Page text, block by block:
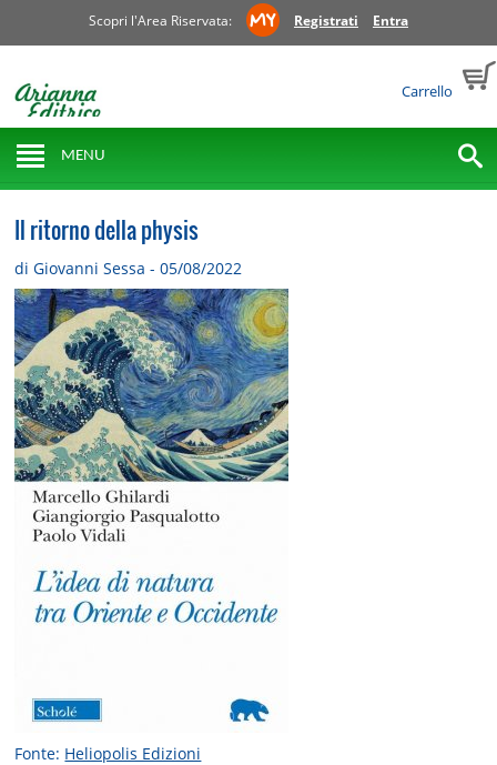
Scopri l'Area Riservata: Registrati Entra
Carrello
MENU
Il ritorno della physis
di Giovanni Sessa - 05/08/2022
Fonte: Heliopolis Edizioni